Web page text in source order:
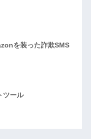
を装った詐欺SMS
ール